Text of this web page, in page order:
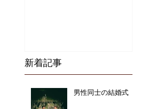
新着記事
男性同士の結婚式